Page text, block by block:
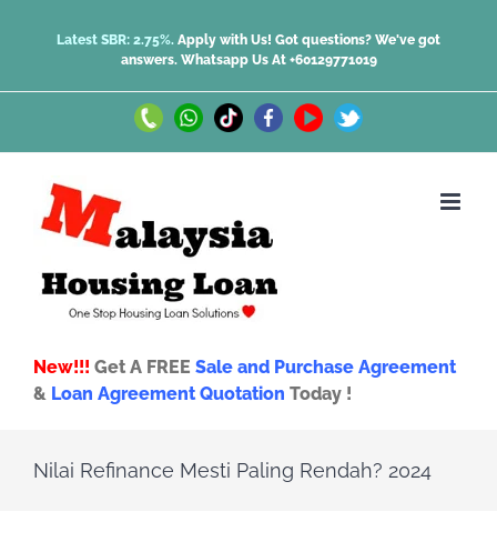
Latest SBR: 2.75%. Apply with Us! Got questions? We've got
answers. Whatsapp Us At +60129771019
Call
Whatsapp
TikTokFacebookYoutubeTwitter
New!!! Get A FREE Sale and Purchase Agreement
& Loan Agreement Quotation Today !
Nilai Refinance Mesti Paling Rendah? 2024